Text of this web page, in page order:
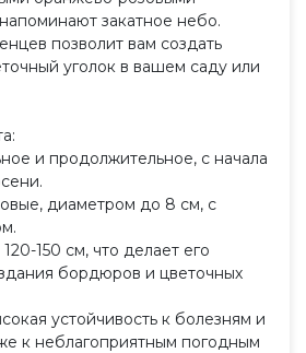
закатное небо.
позволит вам создать
уголок в вашем саду или
и продолжительное, с начала
диаметром до 8 см, с
150 см, что делает его
бордюров и цветочных
устойчивость к болезням и
к неблагоприятным погодным